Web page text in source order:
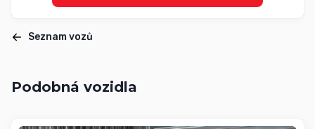
Seznam vozů
Podobná vozidla